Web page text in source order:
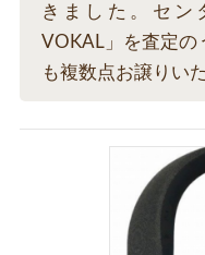
きました。セン
VOKAL」を査定の
も複数点お譲りい